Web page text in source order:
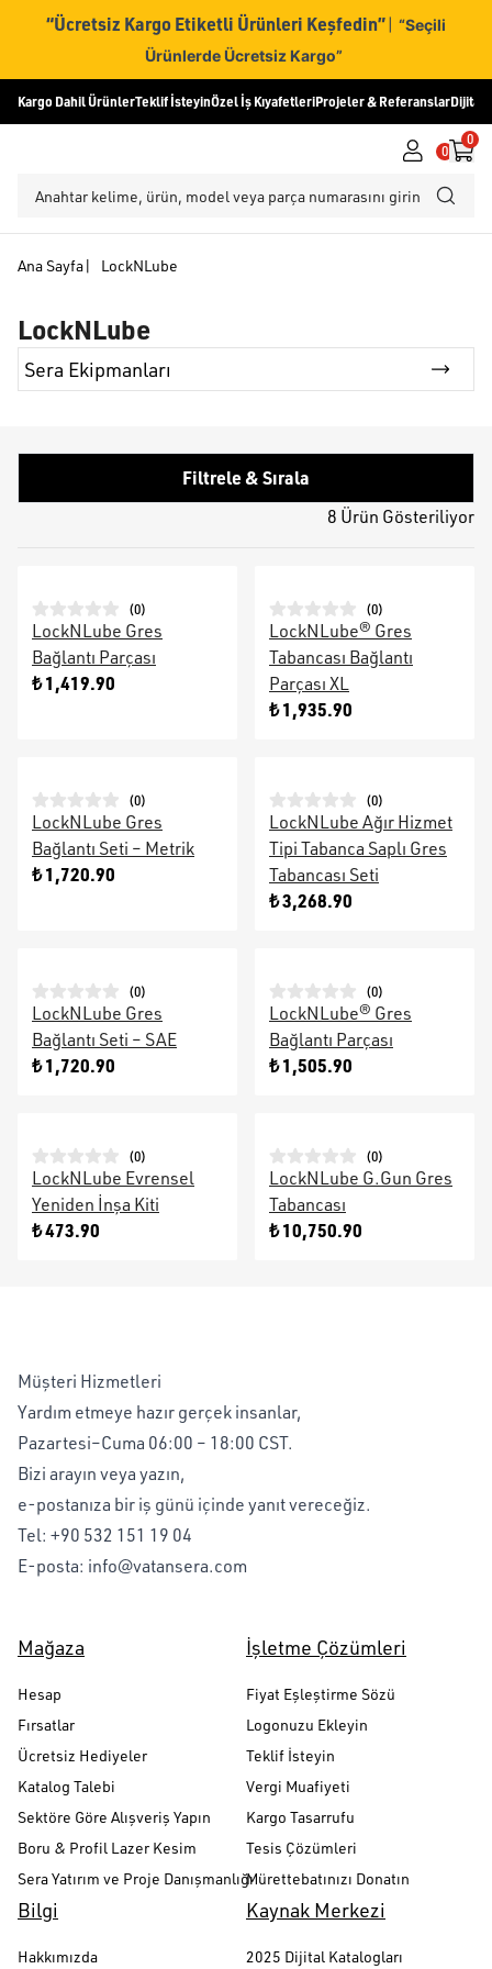
“Ücretsiz Kargo Etiketli Ürünleri Keşfedin” | “Seçili
Ürünlerde Ücretsiz Kargo”
Kargo Dahil ÜrünlerTeklif İsteyinÖzel İş KıyafetleriProjeler & ReferanslarDijital
0
0
Ana Sayfa| LockNLube
LockNLube
Sera Ekipmanları
Filtrele & Sırala
8 Ürün Gösteriliyor
(0)
LockNLube Gres
Bağlantı Parçası
₺ 1,419.90
(0)
LockNLube® Gres
Tabancası Bağlantı
Parçası XL
₺ 1,935.90
(0)
LockNLube Gres
Bağlantı Seti – Metrik
₺ 1,720.90
(0)
LockNLube Ağır Hizmet
Tipi Tabanca Saplı Gres
Tabancası Seti
₺ 3,268.90
(0)
LockNLube Gres
Bağlantı Seti – SAE
₺ 1,720.90
(0)
LockNLube® Gres
Bağlantı Parçası
₺ 1,505.90
(0)
LockNLube Evrensel
Yeniden İnşa Kiti
₺ 473.90
(0)
LockNLube G.Gun Gres
Tabancası
₺ 10,750.90
Müşteri Hizmetleri
Yardım etmeye hazır gerçek insanlar,
Pazartesi–Cuma 06:00 – 18:00 CST.
Bizi arayın veya yazın,
e-postanıza bir iş günü içinde yanıt vereceğiz.
Tel: +90 532 151 19 04
E-posta: info@vatansera.com
Mağaza
Hesap
Fırsatlar
Ücretsiz Hediyeler
Katalog Talebi
Sektöre Göre Alışveriş Yapın
Boru & Profil Lazer Kesim
Sera Yatırım ve Proje Danışmanlığı
İşletme Çözümleri
Fiyat Eşleştirme Sözü
Logonuzu Ekleyin
Teklif İsteyin
Vergi Muafiyeti
Kargo Tasarrufu
Tesis Çözümleri
Mürettebatınızı Donatın
Bilgi
Hakkımızda
Kaynak Merkezi
2025 Dijital Katalogları